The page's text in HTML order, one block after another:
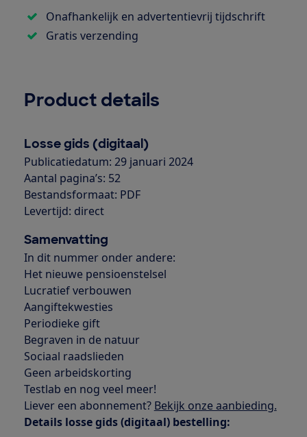
Onafhankelijk en advertentievrij tijdschrift
Gratis verzending
Product details
Losse gids (digitaal)
Publicatiedatum: 29 januari 2024
Aantal pagina’s: 52
Bestandsformaat: PDF
Levertijd: direct
Samenvatting
In dit nummer onder andere:
Het nieuwe pensioenstelsel
Lucratief verbouwen
Aangiftekwesties
Periodieke gift
Begraven in de natuur
Sociaal raadslieden
Geen arbeidskorting
Testlab en nog veel meer!
Liever een abonnement? Bekijk onze aanbieding.
Details losse gids (digitaal) bestelling: